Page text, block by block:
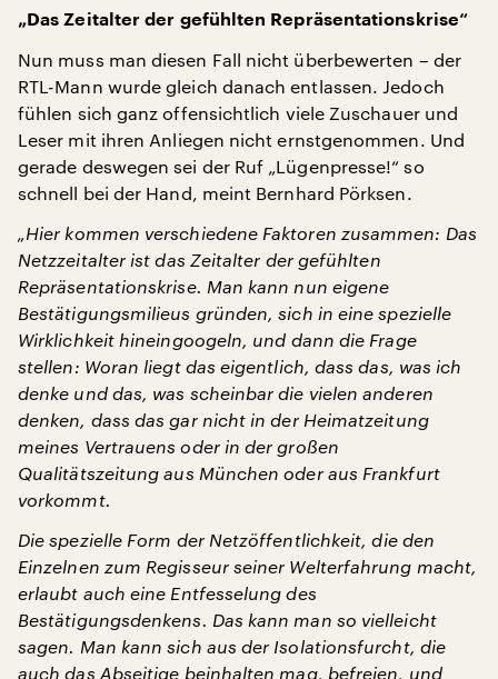
„Das Zeitalter der gefühlten Repräsentationskrise“
Nun muss man diesen Fall nicht überbewerten – der
RTL-Mann wurde gleich danach entlassen. Jedoch
fühlen sich ganz offensichtlich viele Zuschauer und
Leser mit ihren Anliegen nicht ernstgenommen. Und
gerade deswegen sei der Ruf „Lügenpresse!“ so
schnell bei der Hand, meint Bernhard Pörksen.
„Hier kommen verschiedene Faktoren zusammen: Das
Netzzeitalter ist das Zeitalter der gefühlten
Repräsentationskrise. Man kann nun eigene
Bestätigungsmilieus gründen, sich in eine spezielle
Wirklichkeit hineingoogeln, und dann die Frage
stellen: Woran liegt das eigentlich, dass das, was ich
denke und das, was scheinbar die vielen anderen
denken, dass das gar nicht in der Heimatzeitung
meines Vertrauens oder in der großen
Qualitätszeitung aus München oder aus Frankfurt
vorkommt.
Die spezielle Form der Netzöffentlichkeit, die den
Einzelnen zum Regisseur seiner Welterfahrung macht,
erlaubt auch eine Entfesselung des
Bestätigungsdenkens. Das kann man so vielleicht
sagen. Man kann sich aus der Isolationsfurcht, die
auch das Abseitige beinhalten mag, befreien, und